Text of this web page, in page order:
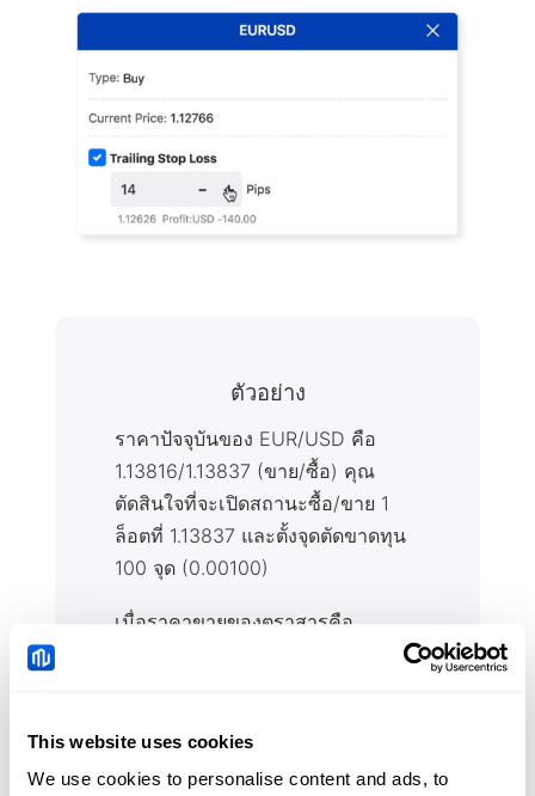
This website uses cookies
We use cookies to personalise content and ads, to
ตัวอย่าง
ราคาปัจจุบันของ EUR/USD คือ
1.13816/1.13837 (ขาย/ซื้อ) คุณ
ตัดสินใจที่จะเปิดสถานะซื้อ/ขาย 1
ล็อตที่ 1.13837 และตั้งจุดตัดขาดทุน
100 จุด (0.00100)
เมื่อราคาขายของตราสารคือ
รับการอัปเดตตามระยะทางที่คุณตั้ง
ไว้และราคาหยุดที่อัปเดตจะเป็น